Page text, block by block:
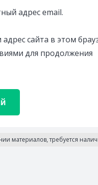
адрес email.
сайта в этом
для продолжения
материалов, требуется